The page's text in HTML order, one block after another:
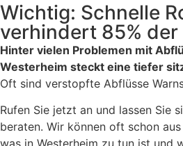
Wichtig: Schnelle
verhindert 85%
Hinter vielen Problemen mit
Westerheim steckt eine tiefer
Oft sind verstopfte Abflüsse
Rufen Sie jetzt an und lassen Sie
beraten. Wir können oft schon